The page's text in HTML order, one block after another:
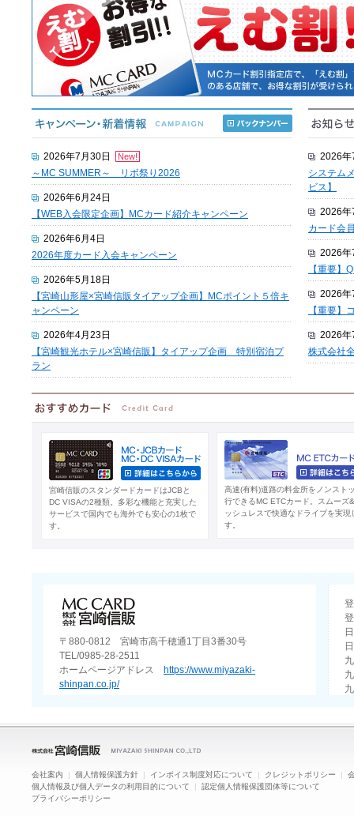
2026年7月30日 New!
～MC SUMMER～ リボ祭り2026
2026年6月24日
【WEB入会限定企画】MCカード紹介キャンペーン
2026年6月4日
2026年度カード入会キャンペーン
2026年5月18日
【宮崎山形屋×宮崎信販タイアップ企画】MCポイント５倍キ
ャンペーン
2026年4月23日
【宮崎観光ホテル×宮崎信販】タイアップ企画 特別宿泊プ
ラン
2026年
システム
ビス】
2026年
カード会
2026年
【重要】
2026年
【重要】
2026年
株式会社
宮崎信販のスタンダードカードはJCBと
DC VISAの2種類。多彩な機能と充実した
サービスで国内でも海外でも安心の1枚で
す。
高速(有料)道路の料金所をノンスト
行できるMC ETCカード。スムーズ
ッシュレスで快適なドライブを実現
す。
〒880-0812 宮崎市高千穂通1丁目3番30号
TEL/0985-28-2511
ホームページアドレス https://www.miyazaki-
shinpan.co.jp/
日
会社案内 | 個人情報保護方針 | インボイス制度対応について | クレジットポリシー |
個人情報及び個人データの利用目的について | 認定個人情報保護団体等について
プライバシーポリシー